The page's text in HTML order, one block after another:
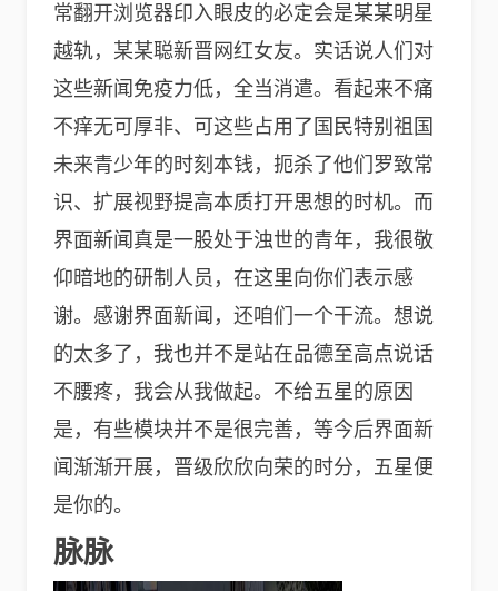
常翻开浏览器印入眼皮的必定会是某某明星
越轨，某某聪新晋网红女友。实话说人们对
这些新闻免疫力低，全当消遣。看起来不痛
不痒无可厚非、可这些占用了国民特别祖国
未来青少年的时刻本钱，扼杀了他们罗致常
识、扩展视野提高本质打开思想的时机。而
界面新闻真是一股处于浊世的青年，我很敬
仰暗地的研制人员，在这里向你们表示感
谢。感谢界面新闻，还咱们一个干流。想说
的太多了，我也并不是站在品德至高点说话
不腰疼，我会从我做起。不给五星的原因
是，有些模块并不是很完善，等今后界面新
闻渐渐开展，晋级欣欣向荣的时分，五星便
是你的。
脉脉